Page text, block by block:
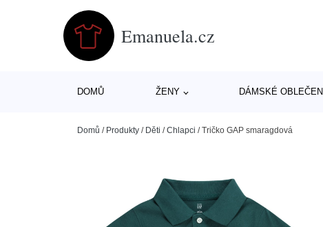
Emanuela.cz
DOMŮ ŽENY DÁMSKÉ OBLEČENÍ
Domů / Produkty / Děti /Chlapci /Tričko GAP smaragdová